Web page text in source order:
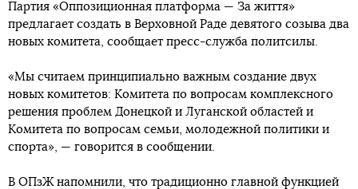
Партия «Оппозиционная платформа — За життя»
предлагает создать в Верховной Раде девятого созыва два
новых комитета, сообщает пресс-служба политсилы.
«Мы считаем принципиально важным создание двух
новых комитетов: Комитета по вопросам комплексного
решения проблем Донецкой и Луганской областей и
Комитета по вопросам семьи, молодежной политики и
спорта», — говорится в сообщении.
В ОПзЖ напомнили, что традиционно главной функцией